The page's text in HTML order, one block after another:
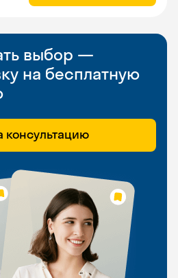
выбор —
на бесплатную
консультацию